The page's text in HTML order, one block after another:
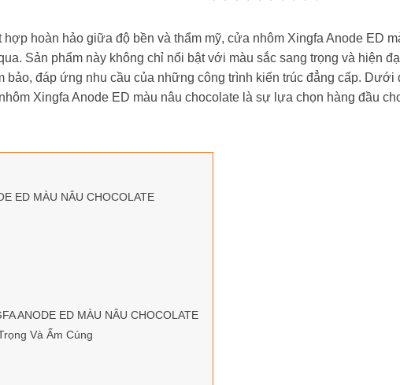
hoàn hảo giữa độ bền và thẩm mỹ, cửa nhôm Xingfa Anode ED
Sản phẩm này không chỉ nổi bật với màu sắc sang trọng và hiện
đáp ứng nhu cầu của những công trình kiến trúc đẳng cấp. Dưới
Xingfa Anode ED màu nâu chocolate là sự lựa chọn hàng đầu
ED MÀU NÂU CHOCOLATE
ANODE ED MÀU NÂU CHOCOLATE
Và Ấm Cúng